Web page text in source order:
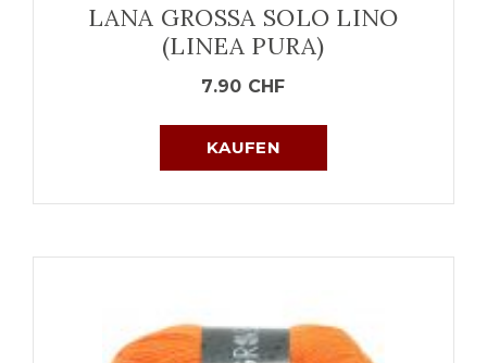
LANA GROSSA SOLO LINO
(LINEA PURA)
7.90 CHF
KAUFEN